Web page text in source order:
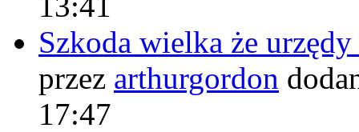
Szkoda wielka że
przez arthurgordon
17:47